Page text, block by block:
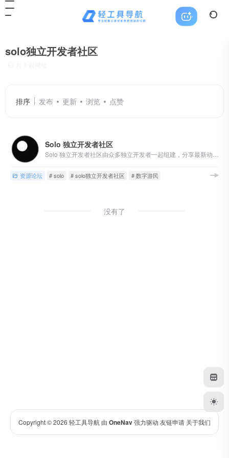
solo独立开发者社区
排序 发布 更新 浏览 点赞
Solo 独立开发者社区
资源论坛 # solo # solo独立开发者社区 # 数字游民
没有了
Copyright © 2026 轻工具导航 由 OneNav强力驱动 友链申请 关于我们